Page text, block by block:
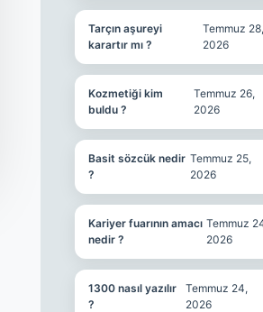
Tarçın aşureyi
karartır mı ?
Temmuz 28,
2026
Kozmetiği kim
buldu ?
Temmuz 26,
2026
Basit sözcük nedir
?
Temmuz 25,
2026
Kariyer fuarının amacı
nedir ?
Temmuz
2026
1300 nasıl yazılır
?
Temmuz 24,
2026